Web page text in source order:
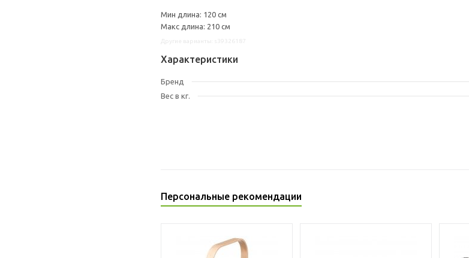
Мин длина: 120 см
Макс длина: 210 см
Характеристики
Бренд
Вес в кг.
Персональные рекомендации